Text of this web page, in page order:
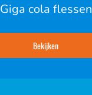
Giga cola flessen
Bekijken